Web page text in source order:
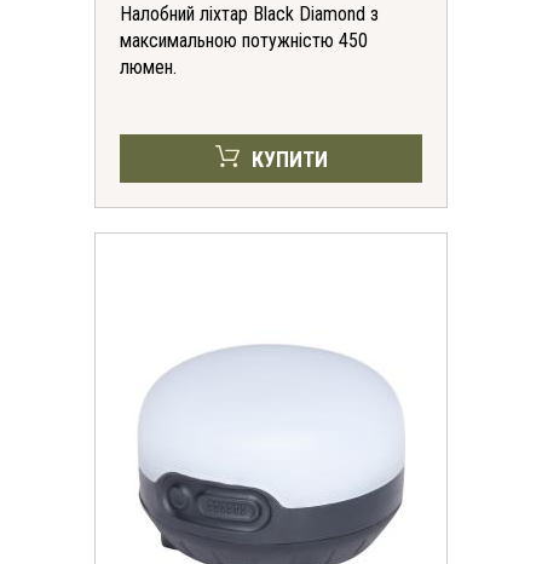
Налобний ліхтар Black Diamond з
максимальною потужністю 450
люмен.
КУПИТИ